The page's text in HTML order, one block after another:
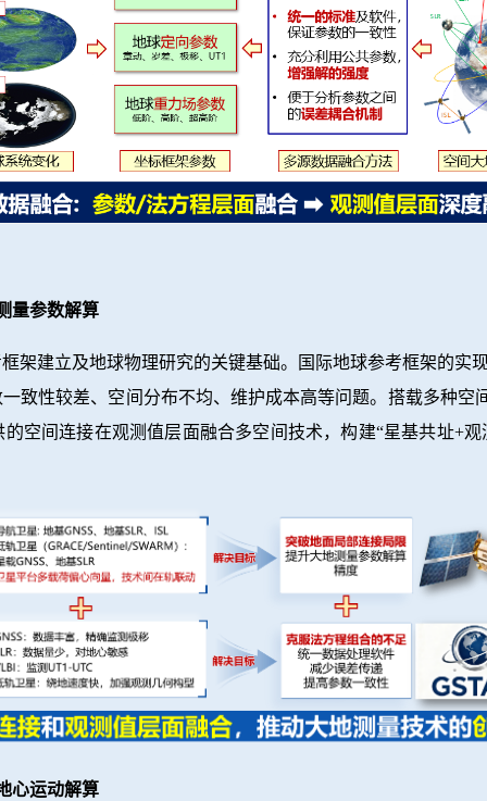
量参数解算
架建立及地球物理研究的关键基础。国际地球参考框架的实
致性较差、空间分布不均、维护成本高等问题。搭载多种空
的空间连接在观测值层面融合多空间技术，构建“星基共址+
心运动解算